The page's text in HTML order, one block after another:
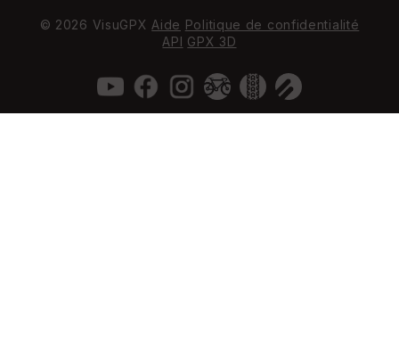
© 2026 VisuGPX Aide Politique de confidentialité
API GPX 3D